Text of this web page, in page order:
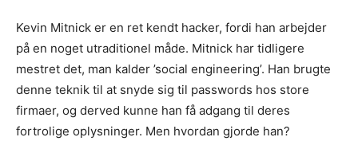
Kevin Mitnick er en ret kendt hacker, fordi han arbejder
på en noget utraditionel måde. Mitnick har tidligere
mestret det, man kalder ’social engineering’. Han brugte
denne teknik til at snyde sig til passwords hos store
firmaer, og derved kunne han få adgang til deres
fortrolige oplysninger. Men hvordan gjorde han?